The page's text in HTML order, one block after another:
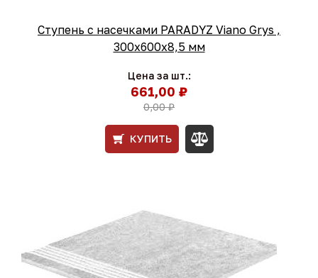
Ступень с насечками PARADYZ Viano Grys ,
300x600x8,5 мм
Цена за шт.:
661,00 ₽
0,00 ₽
КУПИТЬ